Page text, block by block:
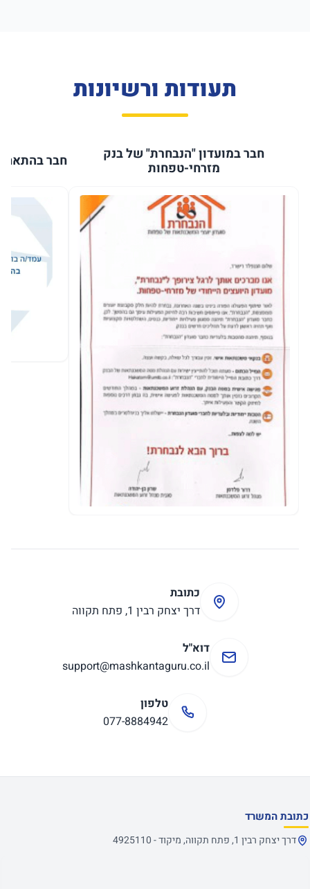
תעודות ורשיונות
חבר במועדון "הנבחרת" של בנק
מזרחי-טפחות חבר
כתובת
דרך יצחק רבין 1, פתח תקווה
דוא"ל
support@mashkantaguru.co.il
טלפון
077-8884942
כתובת המשרד
דרך יצחק רבין 1, פתח תקווה, מיקוד - 4925110